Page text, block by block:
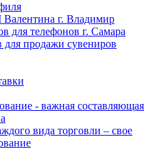
г. Владимир
для телефонов г. Самара
для продажи сувениров
- важная составляющая
вида торговли – свое